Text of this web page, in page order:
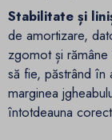
Stabilitate și
de amortizare,
zgomot și
să fie, păstrând în
marginea
întotdeauna